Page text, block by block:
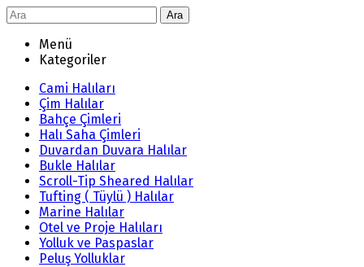
Ara
Menü
Kategoriler
Cami Halıları
Çim Halılar
Bahçe Çimleri
Halı Saha Çimleri
Duvardan Duvara Halılar
Bukle Halılar
Scroll-Tip Sheared Halılar
Tufting ( Tüylü ) Halılar
Marine Halılar
Otel ve Proje Halıları
Yolluk ve Paspaslar
Peluş Yolluklar